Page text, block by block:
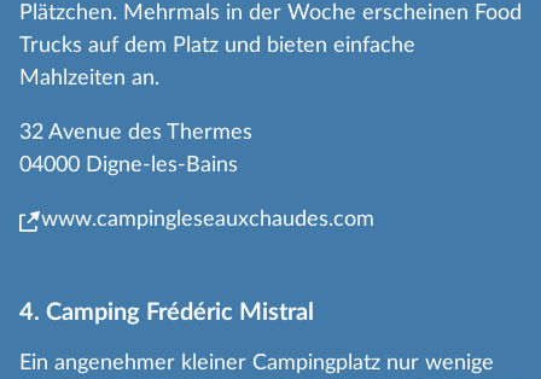
Plätzchen. Mehrmals in der Woche erscheinen Food
Trucks auf dem Platz und bieten einfache
Mahlzeiten an.
32 Avenue des Thermes
04000 Digne-les-Bains
www.campingleseauxchaudes.com
4. Camping Frédéric Mistral
Ein angenehmer kleiner Campingplatz nur wenige